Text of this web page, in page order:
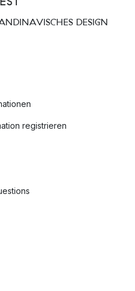
DESIGN
registrieren